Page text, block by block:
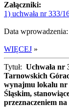
Załączniki:
1) uchwała nr 333/
Data wprowadzenia:
WIĘCEJ »
Tytuł: Uchwała nr
Tarnowskich
wynajmu lokalu nr
Śląskim,
przeznaczeniem